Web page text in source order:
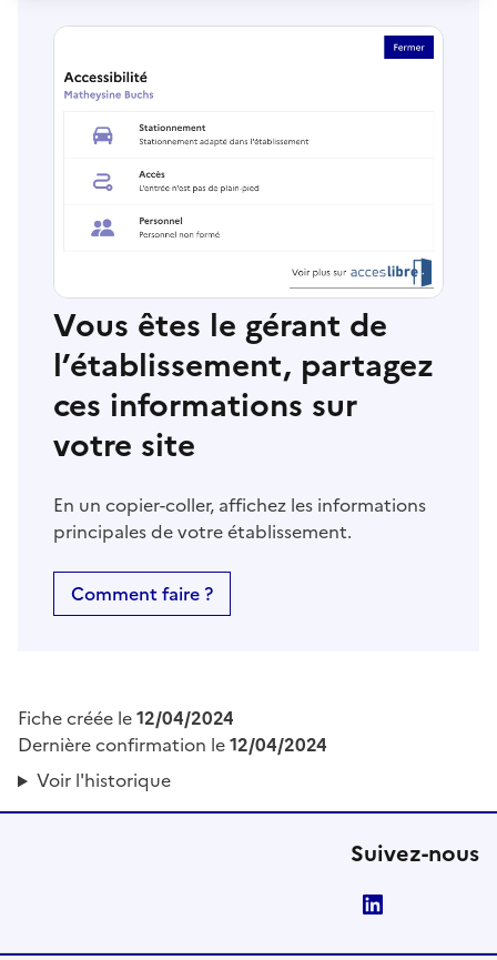
Vous êtes le gérant de
l’établissement, partagez
ces informations sur
votre site
En un copier-coller, affichez les informations
principales de votre établissement.
Comment faire ?
Fiche créée le12/04/2024
Dernière confirmation le12/04/2024
Voir l'historique
Suivez-nous